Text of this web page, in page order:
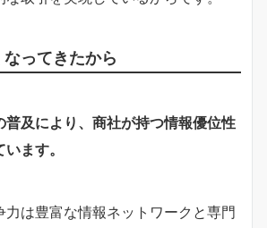
ってきたから
普及により、商社が持つ情報優位性
ます。
力は豊富な情報ネットワークと専門